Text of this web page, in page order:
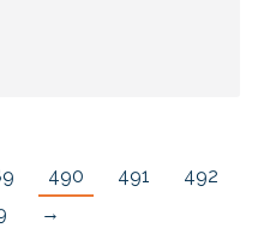
490 491
492
→